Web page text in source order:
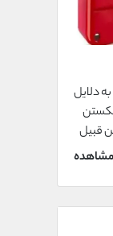
دلایل
قبیل
همین
مشاهده